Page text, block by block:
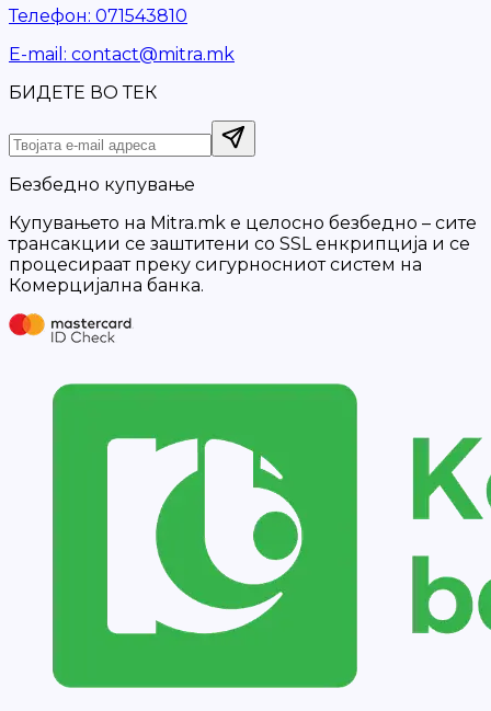
Телефон: 071543810
Е-mail : contact@mitra.mk
БИДЕТЕ ВО ТЕК
Безбедно купување
Купувањето на Mitra.mk е целосно безбедно – сите
трансакции се заштитени со SSL енкрипција и се
процесираат преку сигурносниот систем на
Комерцијална банка.